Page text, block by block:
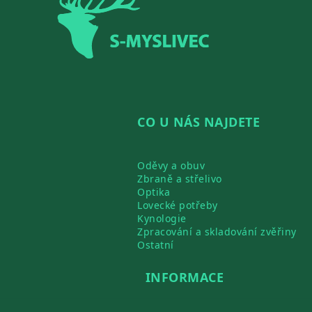
CO U NÁS NAJDETE
Oděvy a obuv
Zbraně a střelivo
Optika
Lovecké potřeby
Kynologie
Zpracování a skladování zvěřiny
Ostatní
INFORMACE